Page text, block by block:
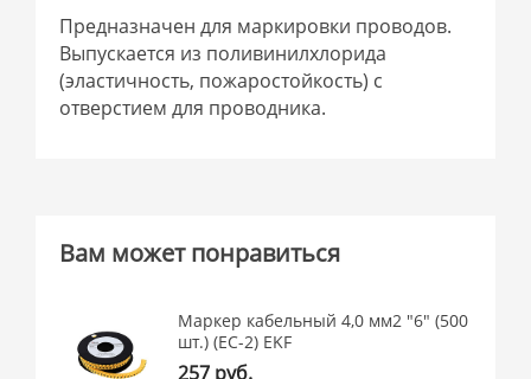
Предназначен для маркировки проводов.
Выпускается из поливинилхлорида
(эластичность, пожаростойкость) с
отверстием для проводника.
Вам может понравиться
Маркер кабельный 4,0 мм2 "6" (500
шт.) (ЕС-2) EKF
257 руб.